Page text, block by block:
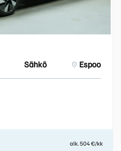
Sähkö Espoo
alk. 504 €/kk